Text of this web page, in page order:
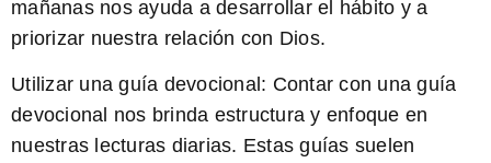
mañanas nos ayuda a desarrollar el hábito y a
priorizar nuestra relación con Dios.
Utilizar una guía devocional: Contar con una guía
devocional nos brinda estructura y enfoque en
nuestras lecturas diarias. Estas guías suelen